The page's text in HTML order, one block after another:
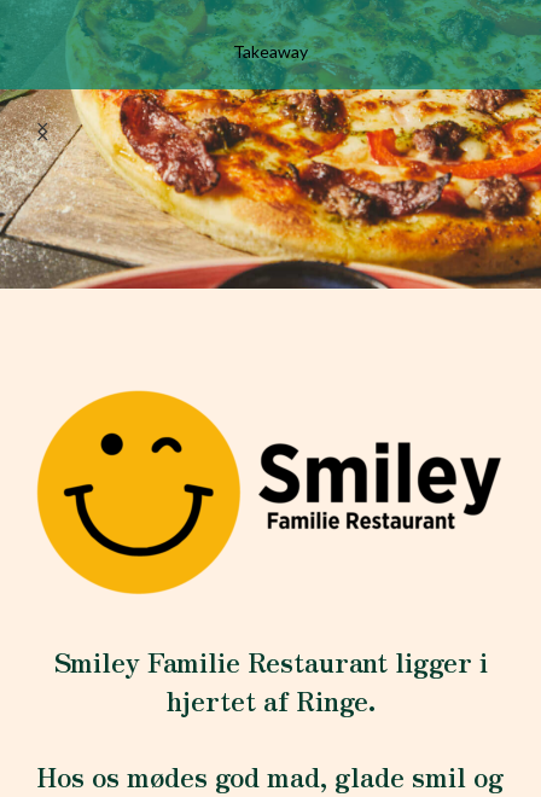
Takeaway
Smiley Familie Restaurant ligger i
hjertet af Ringe.
Hos os mødes god mad, glade smil og